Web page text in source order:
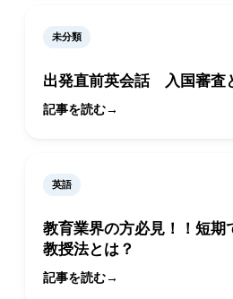
未分類
出発直前英会話 入国審査
記事を読む
英語
教育業界の方必見！！短期
教授法とは？
記事を読む